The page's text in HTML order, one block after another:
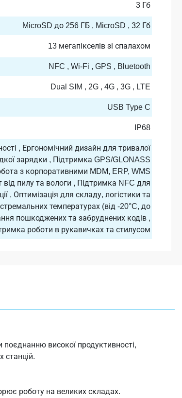
3 Гб
MicroSD до 256 ГБ , MicroSD , 32 Гб
13 мегапікселів зі спалахом
NFC , Wi-Fi , GPS , Bluetooth
Dual SIM , 2G , 4G , 3G , LTE
USB Type C
IP68
, Ергономічний дизайн для тривалої
зарядки , Підтримка GPS/GLONASS
з корпоративними MDM, ERP, WMS
від пилу та вологи , Підтримка NFC для
, Оптимізація для складу, логістики та
температурах (від -20°C, до
пошкоджених та забруднених кодів ,
роботи в рукавичках та стилусом
поєднанню високої продуктивності,
станцій.
роботу на великих складах.